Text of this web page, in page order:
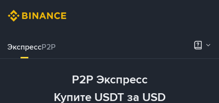
ЭкспрессP2P
P2P Экспресс
Купите USDT за USD